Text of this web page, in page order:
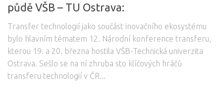
Stanovy
eKatalog VTP
Partneři
Kalendář akcí
půdě VŠB – TU Ostrava:
Transfer technologií jako součást inovačního ekosystému
bylo hlavním tématem 12. Národní konference transferu,
kterou 19. a 20. března hostila VŠB-Technická univerzita
Ostrava. Sešlo se na ní zhruba sto klíčových hráčů
transferu technologií v ČR...